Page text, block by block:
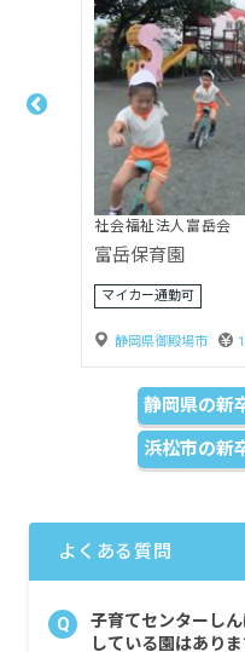
社会福祉法人嬰
月坂保育園
賞与3ヶ月以上
静岡県島田市
静岡県の新
浜松市の新
よくある質問
Q
子育てセンターし
している園はありま